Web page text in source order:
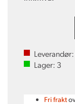
Leverandør:
Lager: 3
Fri frakt